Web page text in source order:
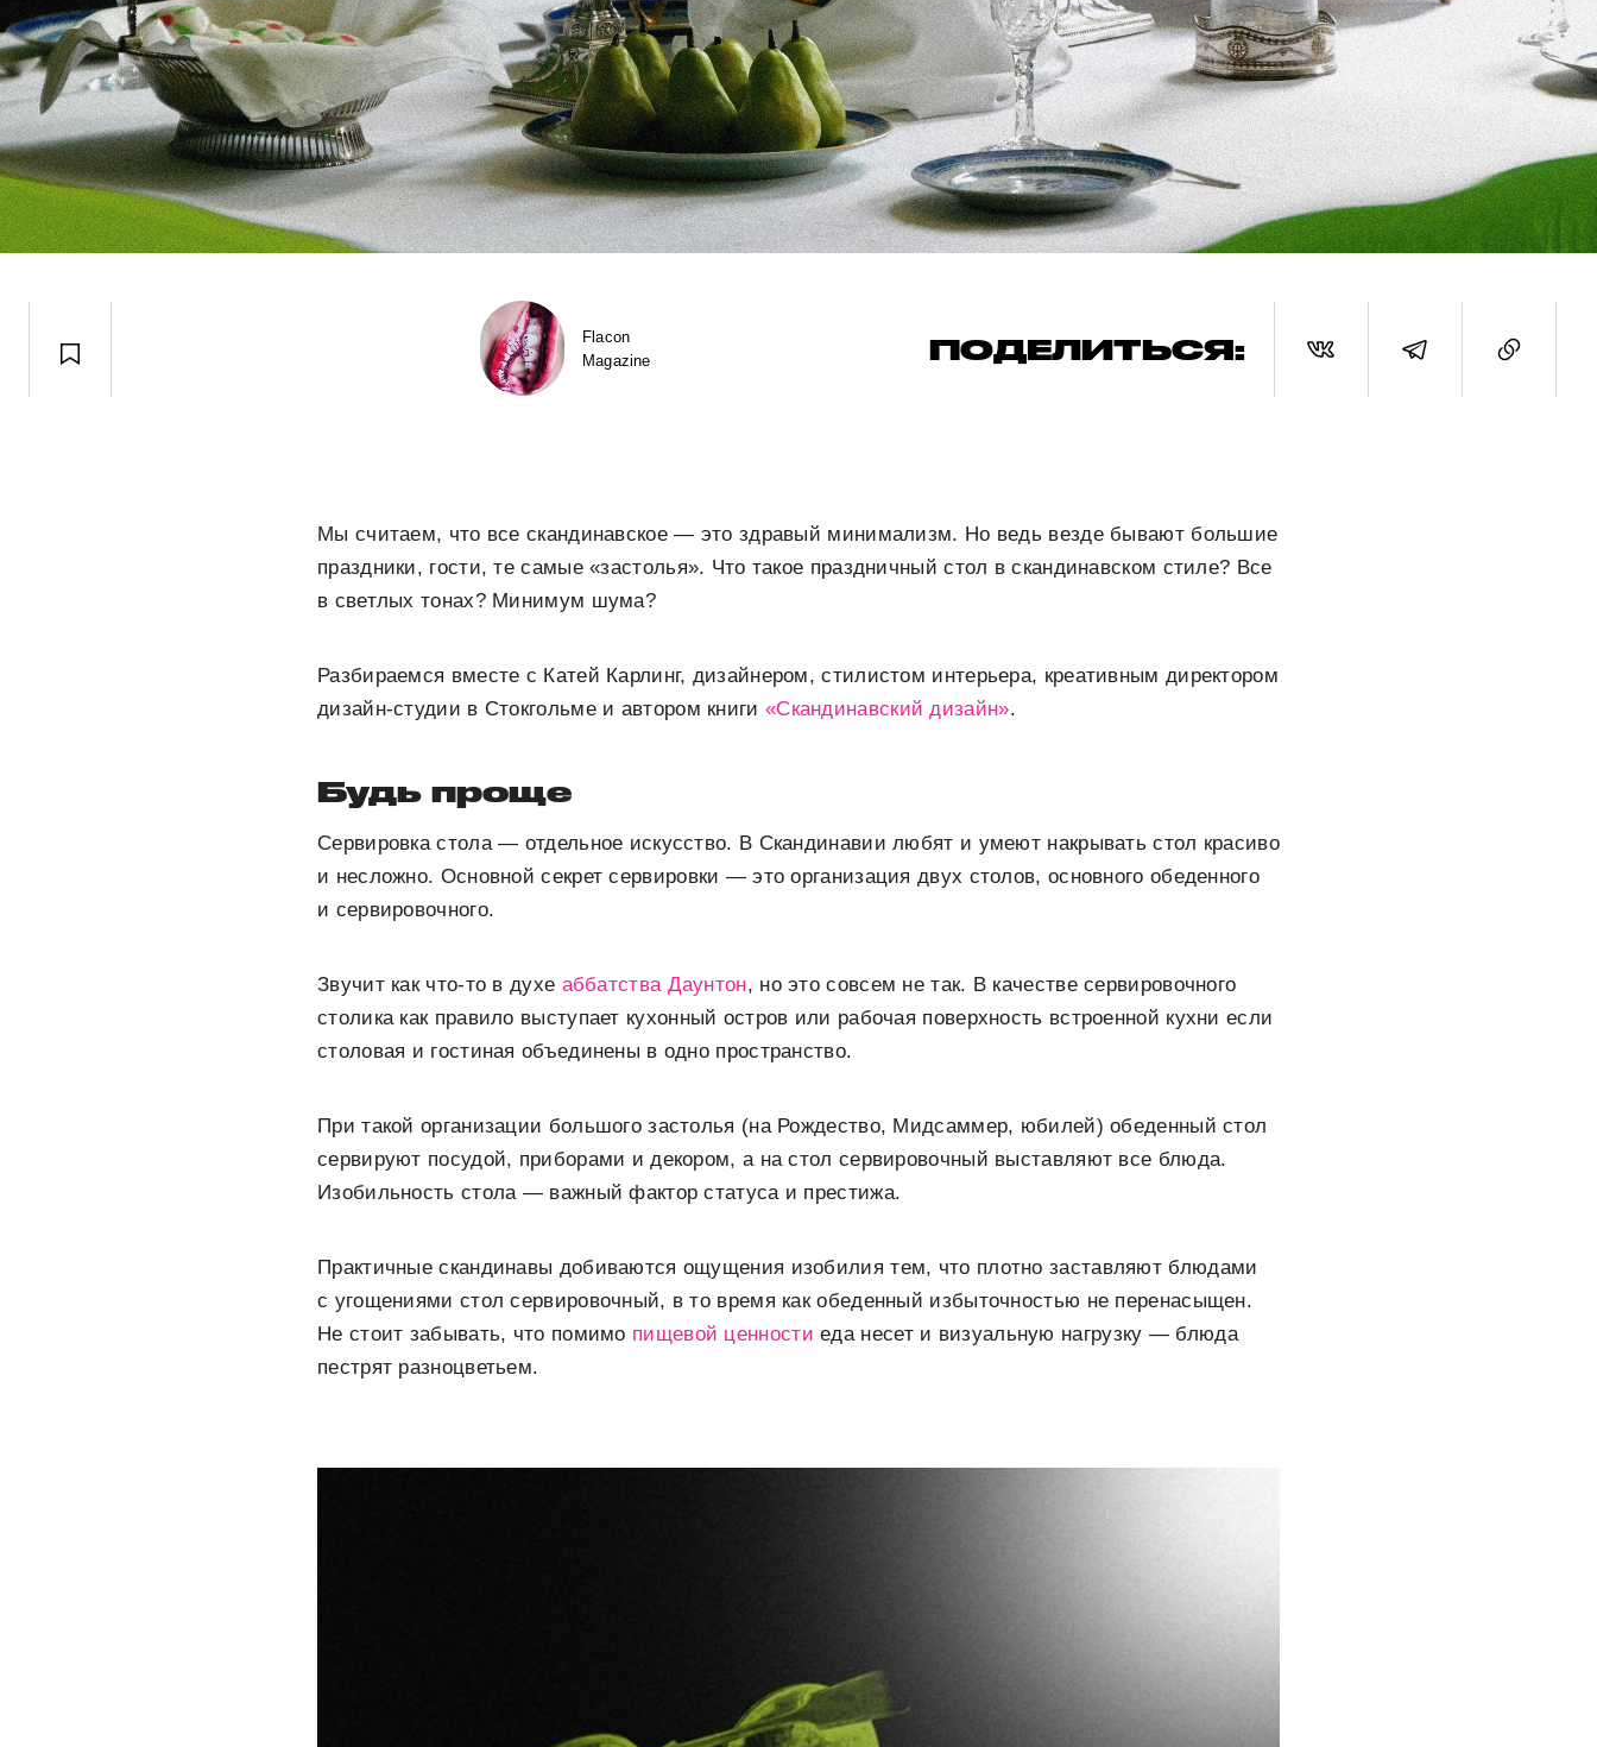
Flacon
Magazine
ПОДЕЛИТЬСЯ:
Мы считаем, что все скандинавское — это здравый минимализм. Но ведь везде бывают большие
праздники, гости, те самые «застолья». Что такое праздничный стол в скандинавском стиле? Все
в светлых тонах? Минимум шума?
Разбираемся вместе с Катей Карлинг, дизайнером, стилистом интерьера, креативным директором
дизайн-студии в Стокгольме и автором книги «Скандинавский дизайн».
Будь проще
Сервировка стола — отдельное искусство. В Скандинавии любят и умеют накрывать стол красиво
и несложно. Основной секрет сервировки — это организация двух столов, основного обеденного
и сервировочного.
Звучит как что-то в духе аббатства Даунтон, но это совсем не так. В качестве сервировочного
столика как правило выступает кухонный остров или рабочая поверхность встроенной кухни если
столовая и гостиная объединены в одно пространство.
При такой организации большого застолья (на Рождество, Мидсаммер, юбилей) обеденный стол
сервируют посудой, приборами и декором, а на стол сервировочный выставляют все блюда.
Изобильность стола — важный фактор статуса и престижа.
Практичные скандинавы добиваются ощущения изобилия тем, что плотно заставляют блюдами
с угощениями стол сервировочный, в то время как обеденный избыточностью не перенасыщен.
Не стоит забывать, что помимо пищевой ценности еда несет и визуальную нагрузку — блюда
пестрят разноцветьем.